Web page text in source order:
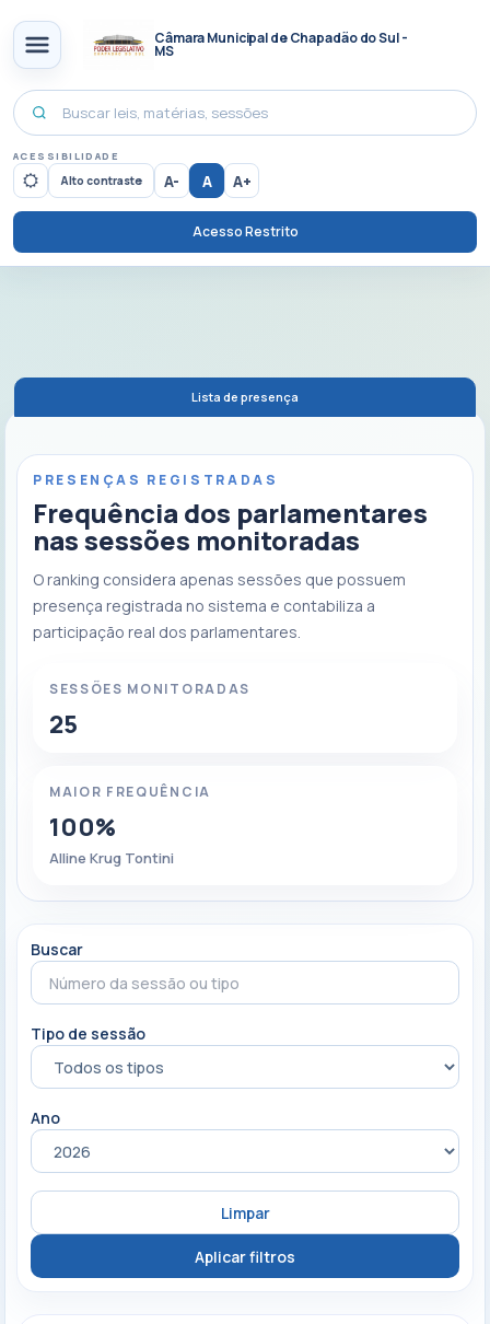
Câmara Municipal de Chapadão do Sul -
MS
ACESSIBILIDADE
Alto contraste A- A A+
Acesso Restrito
Lista de presença
PRESENÇAS REGISTRADAS
Frequência dos parlamentares
nas sessões monitoradas
O ranking considera apenas sessões que possuem
presença registrada no sistema e contabiliza a
participação real dos parlamentares.
SESSÕES MONITORADAS
25
MAIOR FREQUÊNCIA
100%
Alline Krug Tontini
Buscar
Tipo de sessão
Ano
Limpar
Aplicar filtros